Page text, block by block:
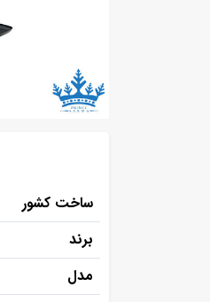
ساخت کشور
برند
مدل